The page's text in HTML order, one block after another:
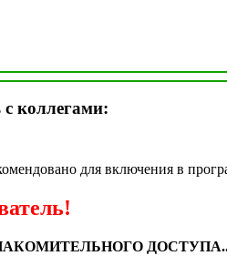
с коллегами:
для включения в